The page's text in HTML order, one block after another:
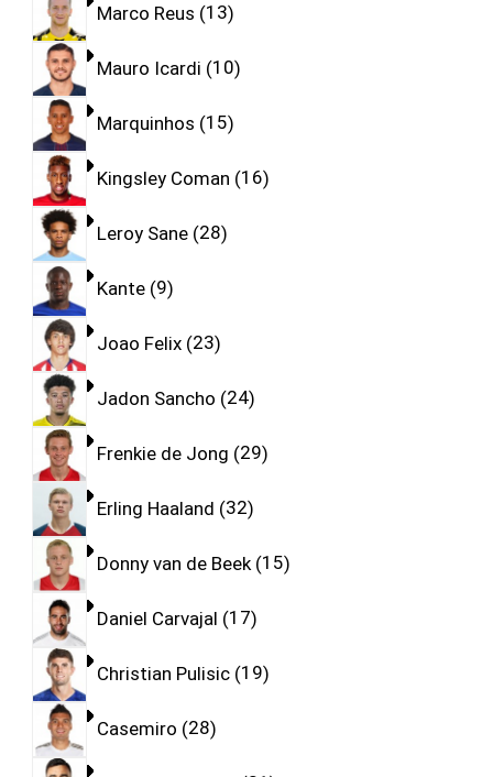
Marco Reus 13
Mauro Icardi 10
Marquinhos 15
Kingsley Coman 16
Leroy Sane 28
Kante 9
Joao Felix 23
Jadon Sancho 24
Frenkie de Jong 29
Erling Haaland 32
Donny van de Beek 15
Daniel Carvajal 17
Christian Pulisic 19
Casemiro 28